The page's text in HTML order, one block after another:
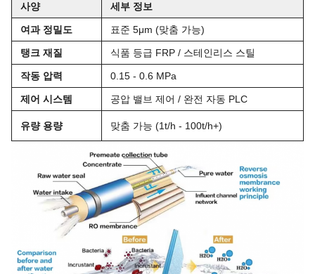
사양 세부 정보
여과 정밀도 표준 5μm (맞춤 가능)
탱크 재질 식품 등급 FRP / 스테인리스 스틸
작동 압력 0.15 - 0.6 MPa
제어 시스템 공압 밸브 제어 / 완전 자동 PLC
유량 용량 맞춤 가능 (1t/h - 100t/h+)